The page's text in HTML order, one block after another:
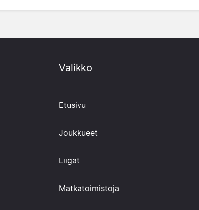
Valikko
Etusivu
Joukkueet
Liigat
Matkatoimistoja